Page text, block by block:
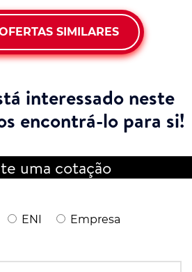
SIMILARES
interessado neste
encontrá-lo para si!
uma cotação
ENI Empresa